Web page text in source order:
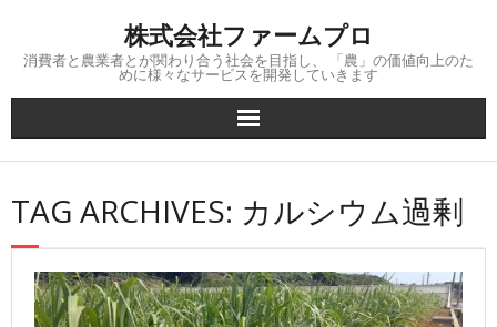
content
株式会社ファームプロ
消費者と農業者とが関わり合う社会を目指し、 「農」の価値向上のた
めに様々なサービスを開発していきます
TAG ARCHIVES: カルシウム過剰